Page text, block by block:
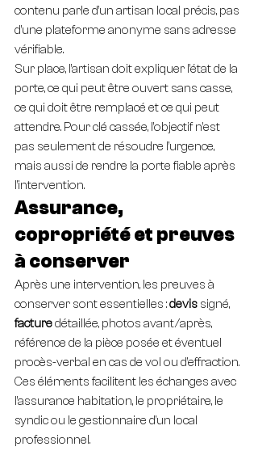
contenu parle d’un artisan local précis, pas
d’une plateforme anonyme sans adresse
vérifiable.
Sur place, l’artisan doit expliquer l’état de la
porte, ce qui peut être ouvert sans casse,
ce qui doit être remplacé et ce qui peut
attendre. Pour clé cassée, l’objectif n’est
pas seulement de résoudre l’urgence,
mais aussi de rendre la porte fiable après
l’intervention.
Assurance,
copropriété et preuves
à conserver
Après une intervention, les preuves à
conserver sont essentielles : devis signé,
facture détaillée, photos avant/après,
référence de la pièce posée et éventuel
procès-verbal en cas de vol ou d’effraction.
Ces éléments facilitent les échanges avec
l’assurance habitation, le propriétaire, le
syndic ou le gestionnaire d’un local
professionnel.